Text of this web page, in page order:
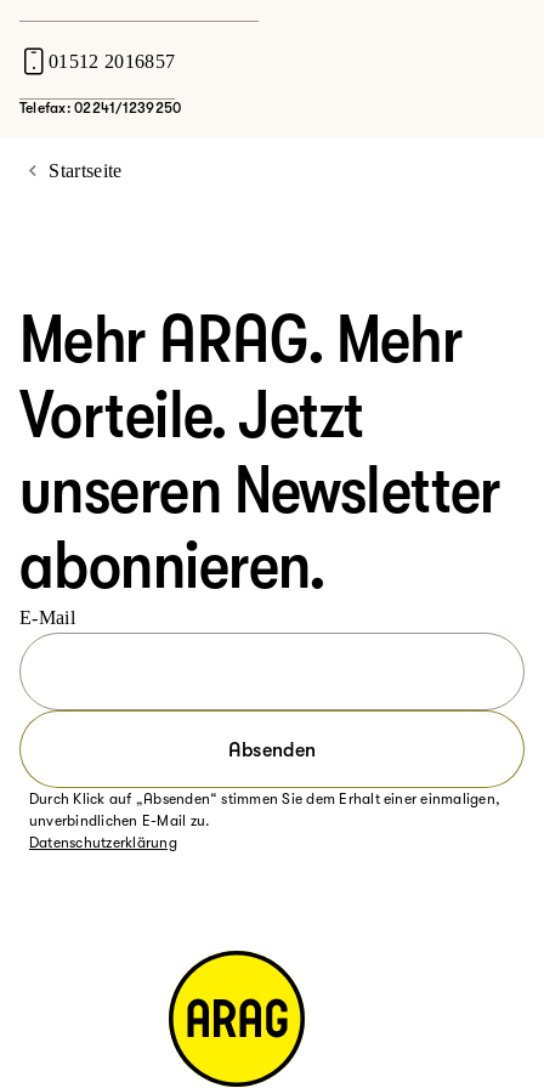
01512 2016857
Telefax: 02241/1239250
Startseite
Mehr ARAG. Mehr
Vorteile. Jetzt
unseren Newsletter
abonnieren.
E-Mail
Absenden
Durch Klick auf „Absenden“ stimmen Sie dem Erhalt einer einmaligen,
unverbindlichen E-Mail zu.
Datenschutzerklärung